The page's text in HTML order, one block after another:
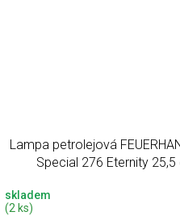
Lampa petrolejová
Special 276 Eternity 25,5
skladem
(2 ks)